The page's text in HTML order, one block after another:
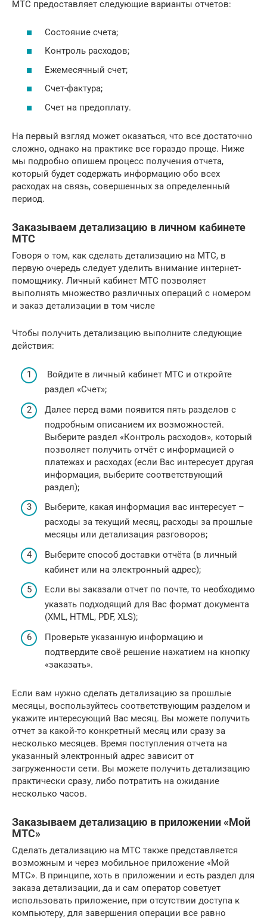
МТС предоставляет следующие варианты отчетов:
Состояние счета;
Контроль расходов;
Ежемесячный счет;
Счет-фактура;
Счет на предоплату.
На первый взгляд может оказаться, что все достаточно
сложно, однако на практике все гораздо проще. Ниже
мы подробно опишем процесс получения отчета,
который будет содержать информацию обо всех
расходах на связь, совершенных за определенный
период.
Заказываем детализацию в личном кабинете
МТС
Говоря о том, как сделать детализацию на МТС, в
первую очередь следует уделить внимание интернет-
помощнику. Личный кабинет МТС позволяет
выполнять множество различных операций с номером
и заказ детализации в том числе
Чтобы получить детализацию выполните следующие
действия:
Войдите в личный кабинет МТС и откройте
раздел «Счет»;
Далее перед вами появится пять разделов с
подробным описанием их возможностей.
Выберите раздел «Контроль расходов», который
позволяет получить отчёт с информацией о
платежах и расходах (если Вас интересует другая
информация, выберите соответствующий
раздел);
Выберите, какая информация вас интересует –
расходы за текущий месяц, расходы за прошлые
месяцы или детализация разговоров;
Выберите способ доставки отчёта (в личный
кабинет или на электронный адрес);
Если вы заказали отчет по почте, то необходимо
указать подходящий для Вас формат документа
(XML, HTML, PDF, XLS);
Проверьте указанную информацию и
подтвердите своё решение нажатием на кнопку
«заказать».
Если вам нужно сделать детализацию за прошлые
месяцы, воспользуйтесь соответствующим разделом и
укажите интересующий Вас месяц. Вы можете получить
отчет за какой-то конкретный месяц или сразу за
несколько месяцев. Время поступления отчета на
указанный электронный адрес зависит от
загруженности сети. Вы можете получить детализацию
практически сразу, либо потратить на ожидание
несколько часов.
Заказываем детализацию в приложении «Мой
МТС»
Сделать детализацию на МТС также представляется
возможным и через мобильное приложение «Мой
МТС». В принципе, хоть в приложении и есть раздел для
заказа детализации, да и сам оператор советует
использовать приложение, при отсутствии доступа к
компьютеру, для завершения операции все равно